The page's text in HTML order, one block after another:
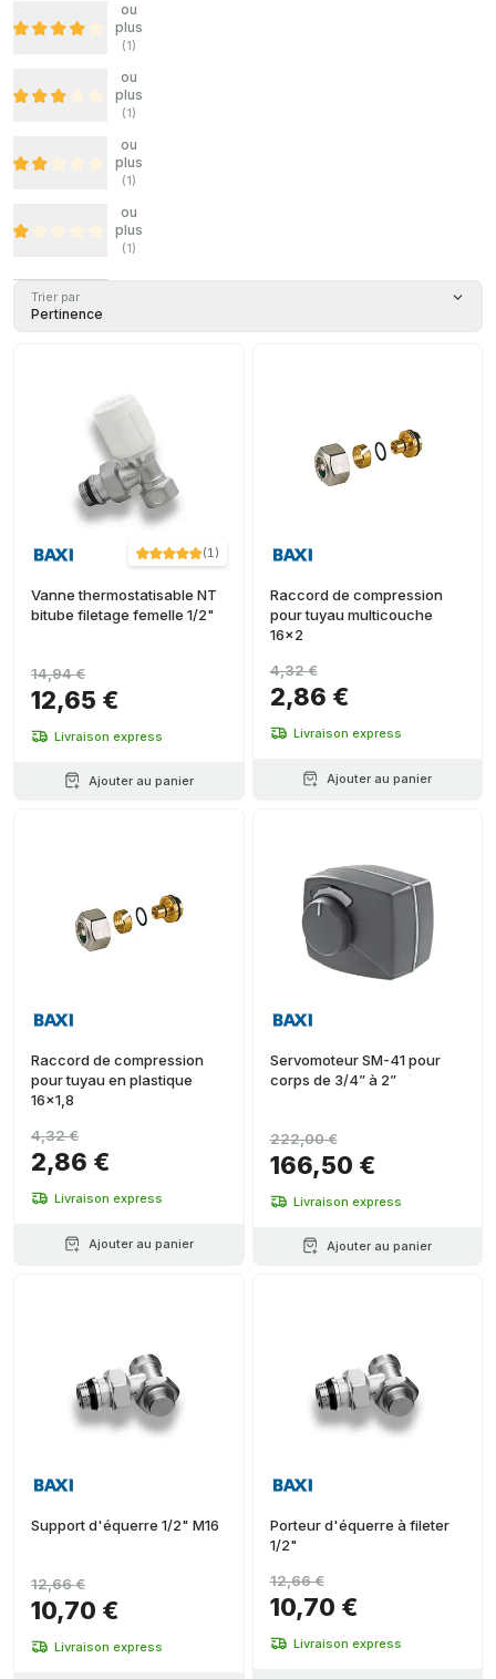
ou
plus
(1)
ou
plus
(1)
ou
plus
(1)
ou
plus
(1)
Trier par
Pertinence
(1)
Vanne thermostatisable NT
bitube filetage femelle 1/2"
12,65 €
14,94 €
Livraison express
Ajouter au panier
Raccord de compression
pour tuyau multicouche
16x2
2,86 €
4,32 €
Livraison express
Ajouter au panier
Raccord de compression
pour tuyau en plastique
16x1,8
2,86 €
4,32 €
Livraison express
Ajouter au panier
Servomoteur SM-41 pour
corps de 3/4” à 2”
166,50 €
222,00 €
Livraison express
Ajouter au panier
Support d'équerre 1/2" M16
10,70 €
12,66 €
Livraison express
Porteur d'équerre à fileter
1/2"
10,70 €
12,66 €
Livraison express